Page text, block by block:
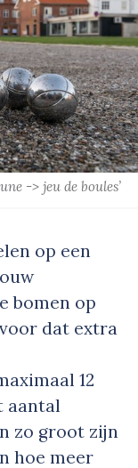
-> jeu de boules’
op een
bomen op
dat extra
12
aantal
zo groot zijn
hoe meer